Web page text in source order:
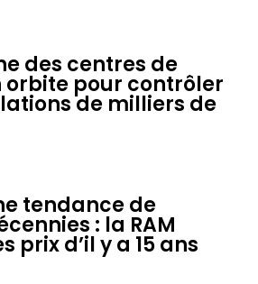
des centres de
orbite pour contrôler
de milliers de
tendance de
: la RAM
prix d’il y a 15 ans